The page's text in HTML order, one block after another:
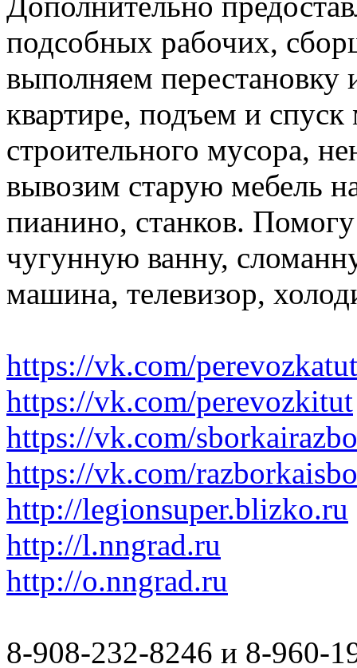
подсобных рабочих,
выполняем перестановку
квартире, подъем и спуск
строительного мусора,
вывозим старую мебель
пианино, станков.
чугунную ванну,
машина, телевизор,
https://vk.com/perevozkatut
https://vk.com/perevozkitut
https://vk.com/
https://vk.com/
http://legionsuper.blizko.ru
http://l.nngrad.ru
http://o.nngrad.ru
8-908-232-8246 и 8-960-